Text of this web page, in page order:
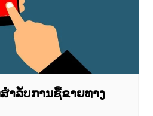
າລັບການຊື້ຂາຍທາງ